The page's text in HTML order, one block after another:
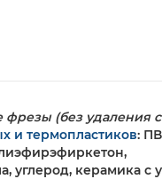
(без удаления
и термопластиков:
углерод, керамика с